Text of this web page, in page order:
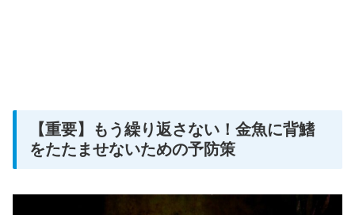
【重要】もう繰り返さない！金魚に背鰭
をたたませないための予防策